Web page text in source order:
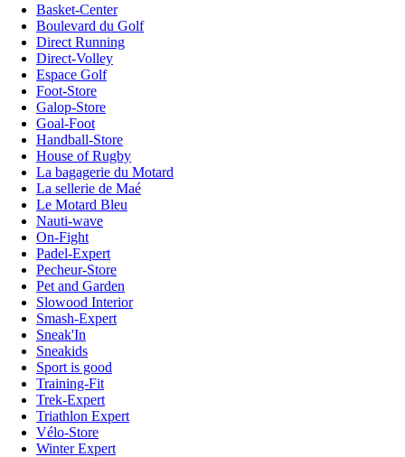
Basket-Center
Boulevard du Golf
Direct Running
Direct-Volley
Espace Golf
Foot-Store
Galop-Store
Goal-Foot
Handball-Store
House of Rugby
La bagagerie du Motard
La sellerie de Maé
Le Motard Bleu
Nauti-wave
On-Fight
Padel-Expert
Pecheur-Store
Pet and Garden
Slowood Interior
Smash-Expert
Sneak'In
Sneakids
Sport is good
Training-Fit
Trek-Expert
Triathlon Expert
Vélo-Store
Winter Expert